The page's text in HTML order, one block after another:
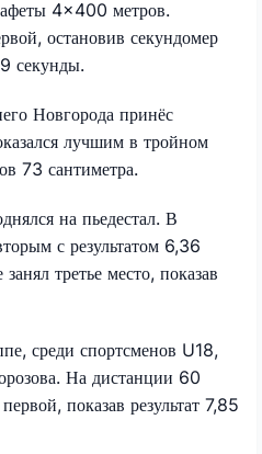
4×400 метров.
остановив секундомер
секунды.
Новгорода принёс
лучшим в тройном
73 сантиметра.
на пьедестал. В
с результатом 6,36
третье место, показав
среди спортсменов U18,
На дистанции 60
показав результат 7,85